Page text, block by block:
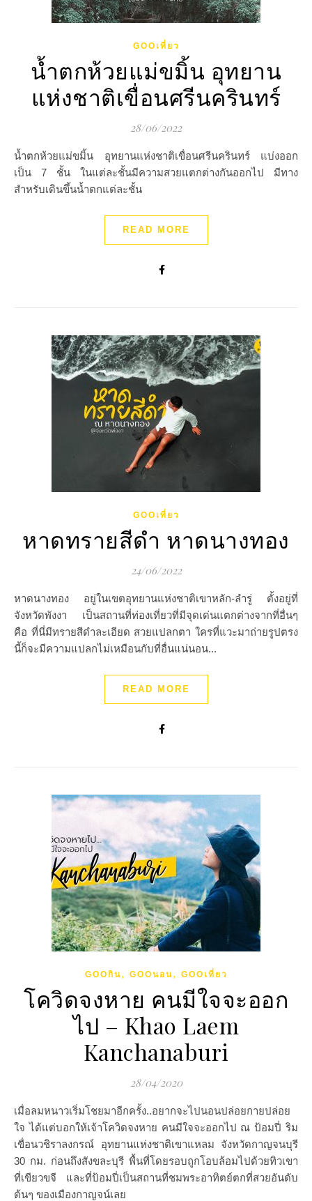
GOOเที่ยว
น้ำตกห้วยแม่ขมิ้น อุทยาน
แห่งชาติเขื่อนศรีนครินทร์
28/06/2022
น้ำตกห้วยแม่ขมิ้น อุทยานแห่งชาติเขื่อนศรีนครินทร์ แบ่งออก
เป็น 7 ชั้น ในแต่ละชั้นมีความสวยแตกต่างกันออกไป มีทาง
สำหรับเดินขึ้นน้ำตกแต่ละชั้น
READ MORE
GOOเที่ยว
หาดทรายสีดำ หาดนางทอง
24/06/2022
หาดนางทอง อยู่ในเขตอุทยานแห่งชาติเขาหลัก-ลำรู่ ตั้งอยู่ที่
จังหวัดพังงา เป็นสถานที่ท่องเที่ยวที่มีจุดเด่นแตกต่างจากที่อื่นๆ
คือ ที่นี่มีทรายสีดำละเอียด สวยแปลกตา ใครที่แวะมาถ่ายรูปตรง
นี้ก็จะมีความแปลกไม่เหมือนกับที่อื่นแน่นอน...
READ MORE
GOOกิน, GOOนอน, GOOเที่ยว
โควิดจงหาย คนมีใจจะออก
ไป – Khao Laem
Kanchanaburi
28/04/2020
เมื่อลมหนาวเริ่มโชยมาอีกครั้ง..อยากจะไปนอนปล่อยกายปล่อย
ใจ ได้แต่บอกให้เจ้าโควิดจงหาย คนมีใจจะออกไป ณ ป้อมปี่ ริม
เขื่อนวชิราลงกรณ์ อุทยานแห่งชาติเขาแหลม จังหวัดกาญจนบุรี
30 กม. ก่อนถึงสังขละบุรี พื้นที่โดยรอบถูกโอบล้อมไปด้วยทิวเขา
ที่เขียวขจี และที่ป้อมปี่เป็นสถานที่ชมพระอาทิตย์ตกที่สวยอันดับ
ต้นๆ ของเมืองกาญจน์เลย